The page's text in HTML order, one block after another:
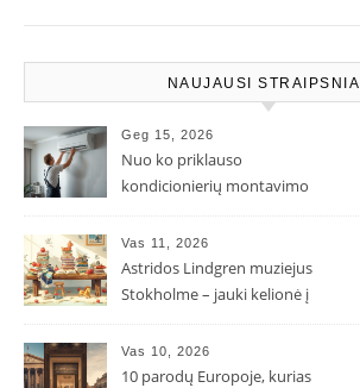
NAUJAUSI STRAIPSNIAI
Geg 15, 2026
Nuo ko priklauso
kondicionierių montavimo
Vas 11, 2026
Astridos Lindgren muziejus
Stokholme – jauki kelionė į
Vas 10, 2026
10 parodų Europoje, kurias